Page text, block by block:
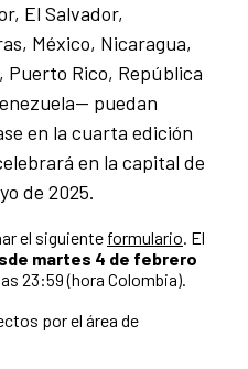
El Salvador,
México, Nicaragua,
Puerto Rico, República
puedan
en la cuarta edición
en la capital de
de 2025.
el siguiente formulario . El
martes 4 de febrero
23:59 (hora Colombia).
por el área de